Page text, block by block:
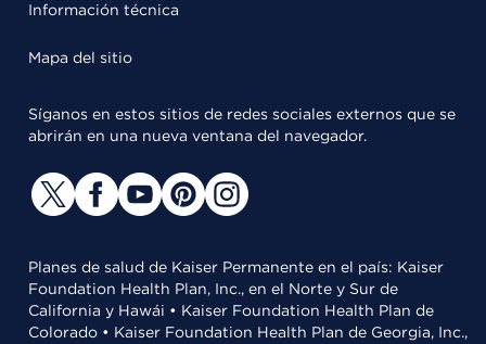
Información técnica
Mapa del sitio
Síganos en estos sitios de redes sociales externos que se
abrirán en una nueva ventana del navegador.
Planes de salud de Kaiser Permanente en el país: Kaiser
Foundation Health Plan, Inc., en el Norte y Sur de
California y Hawái • Kaiser Foundation Health Plan de
Colorado • Kaiser Foundation Health Plan de Georgia, Inc.,